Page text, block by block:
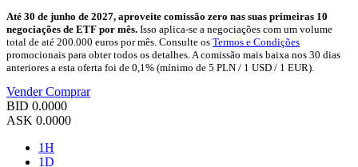
Até 30 de junho de 2027, aproveite comissão zero nas suas primeiras 10
negociações de ETF por mês. Isso aplica-se a negociações com um volume
total de até 200.000 euros por mês. Consulte os Termos e Condições
promocionais para obter todos os detalhes. A comissão mais baixa nos 30 dias
anteriores a esta oferta foi de 0,1% (mínimo de 5 PLN / 1 USD / 1 EUR).
VenderComprar
BID 0.0000
ASK 0.0000
1H
1D